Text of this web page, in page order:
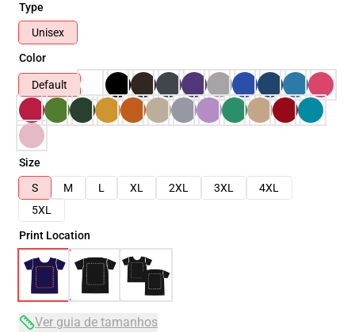
Type
Unisex
Color
Default
Size
S
M L XL 2XL 3XL
4XL
5XL
Print Location
Ver guia de tamanhos